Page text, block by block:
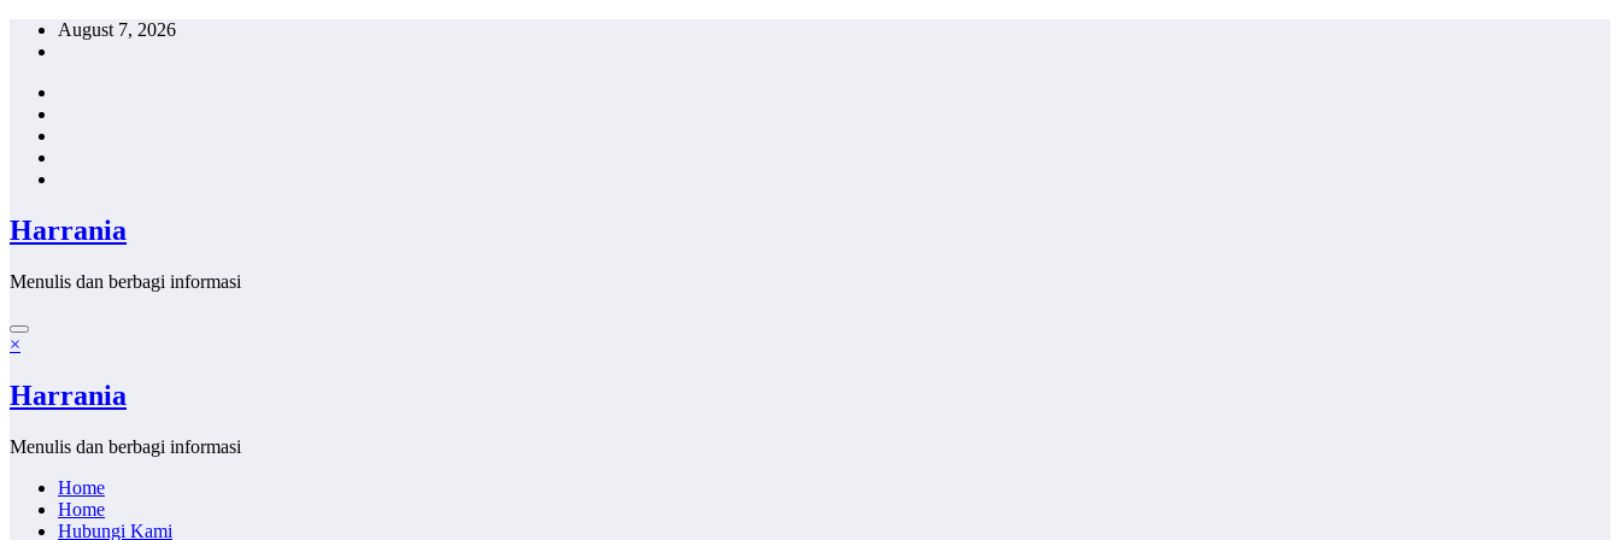
Skip
August 7, 2026
Harrania
Menulis dan berbagi informasi
×
Harrania
Menulis dan berbagi informasi
Home
Home
Hubungi Kami